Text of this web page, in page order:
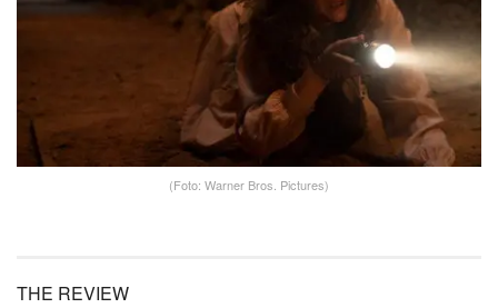
(Foto: Warner Bros. Pictures)
THE REVIEW